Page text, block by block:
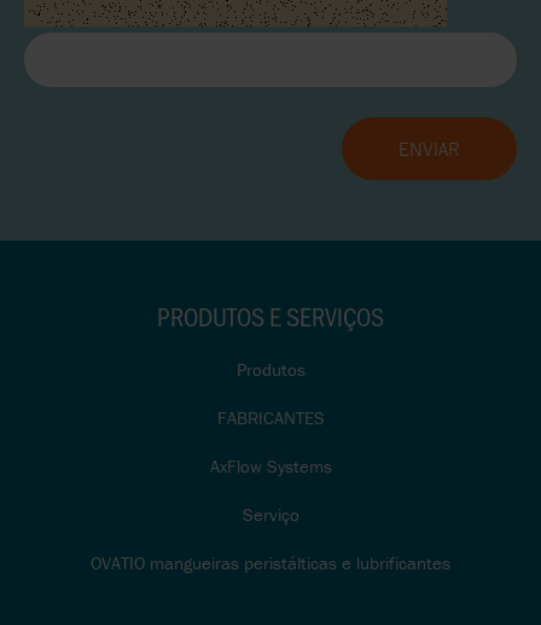
PRODUTOS E SERVIÇOS
Produtos
FABRICANTES
AxFlow Systems
Serviço
OVATIO mangueiras peristálticas e lubrificantes